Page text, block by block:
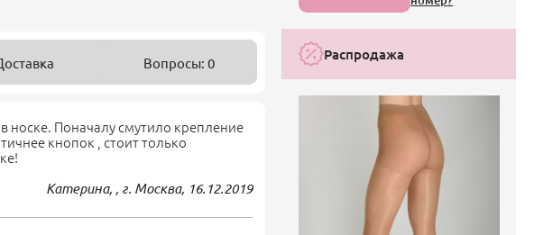
Вопросы: 0
носке. Поначалу смутило крепление
кнопок , стоит только
Катерина, , г. Москва, 16.12.2019
Распродажа